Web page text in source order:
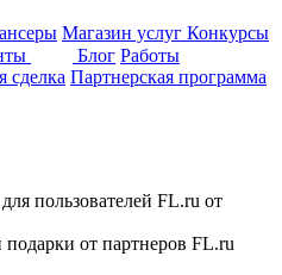
Магазин услуг Конкурсы
Блог Работы
сделка Партнерская программа
пользователей FL.ru от
от партнеров FL.ru